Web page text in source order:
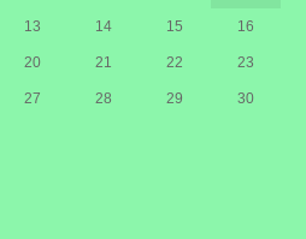
13 14 15 16
20 21 22 23
27 28 29 30